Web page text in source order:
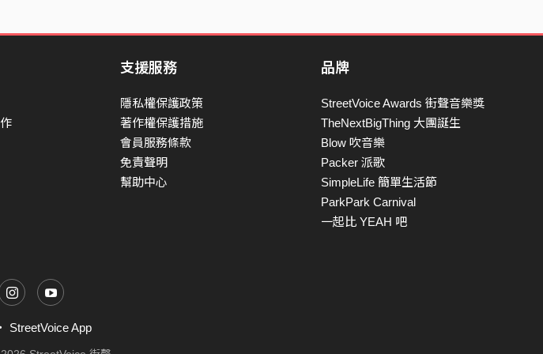
支援服務
隱私權保護政策
著作權保護措施
會員服務條款
免責聲明
幫助中心
品牌
StreetVoice Awards 街聲音樂獎
TheNextBigThing 大團誕生
Blow 吹音樂
Packer 派歌
SimpleLife 簡單生活節
ParkPark Carnival
一起比 YEAH 吧
StreetVoice App